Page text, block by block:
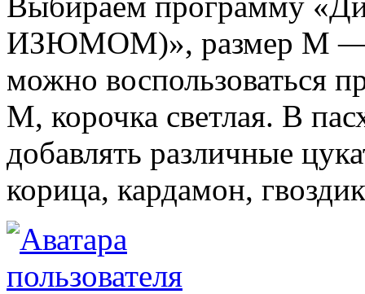
ИЗЮМОМ)», размер М —
можно воспользоваться
М, корочка светлая. В
добавлять различные
корица, кардамон,